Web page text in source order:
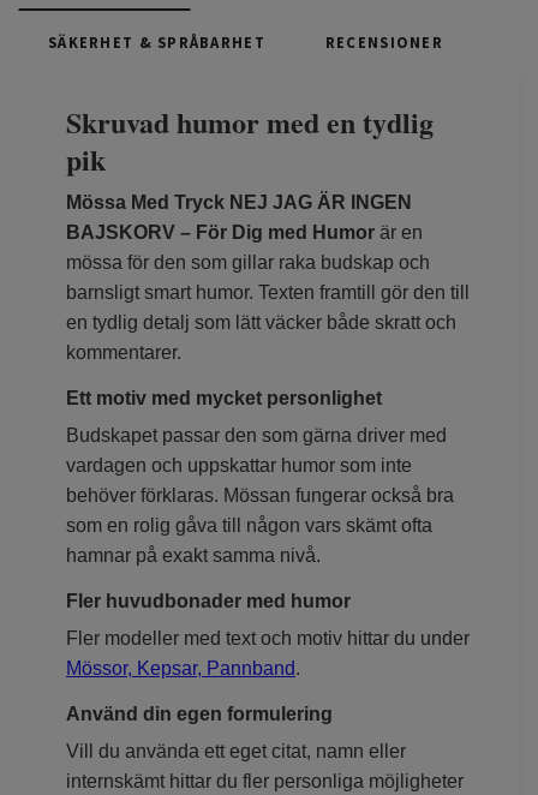
SÄKERHET & SPRÅBARHET RECENSIONER
Skruvad humor med en tydlig
pik
Mössa Med Tryck NEJ JAG ÄR INGEN
BAJSKORV – För Dig med Humor är en
mössa för den som gillar raka budskap och
barnsligt smart humor. Texten framtill gör den till
en tydlig detalj som lätt väcker både skratt och
kommentarer.
Ett motiv med mycket personlighet
Budskapet passar den som gärna driver med
vardagen och uppskattar humor som inte
behöver förklaras. Mössan fungerar också bra
som en rolig gåva till någon vars skämt ofta
hamnar på exakt samma nivå.
Fler huvudbonader med humor
Fler modeller med text och motiv hittar du under
Mössor, Kepsar, Pannband.
Använd din egen formulering
Vill du använda ett eget citat, namn eller
internskämt hittar du fler personliga möjligheter